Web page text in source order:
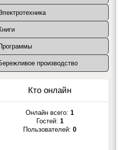
производство
Кто онлайн
Онлайн всего: 1
Гостей: 1
Пользователей: 0